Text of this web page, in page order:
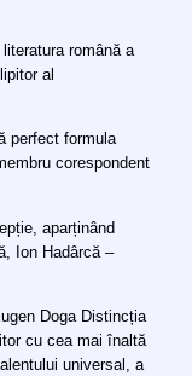
română a
al
perfect formula
corespondent
aparținând
Ion Hadârcă –
Doga Distincția
cu cea mai înaltă
universal, a